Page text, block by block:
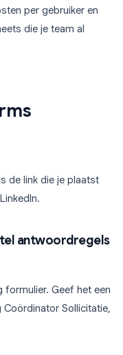
per gebruiker en
die je team al
de link die je plaatst
antwoordregels
formulier. Geef het een
Coördinator Sollicitatie,